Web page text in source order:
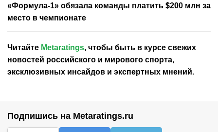
«Формула-1» обязала команды платить $200 млн за
место в чемпионате
Читайте Metaratings, чтобы быть в курсе свежих
новостей российского и мирового спорта,
эксклюзивных инсайдов и экспертных мнений.
Подпишись на Metaratings.ru